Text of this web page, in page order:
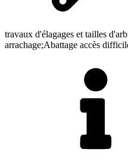
travaux d'élagages et tailles
arrachage;Abattage accès